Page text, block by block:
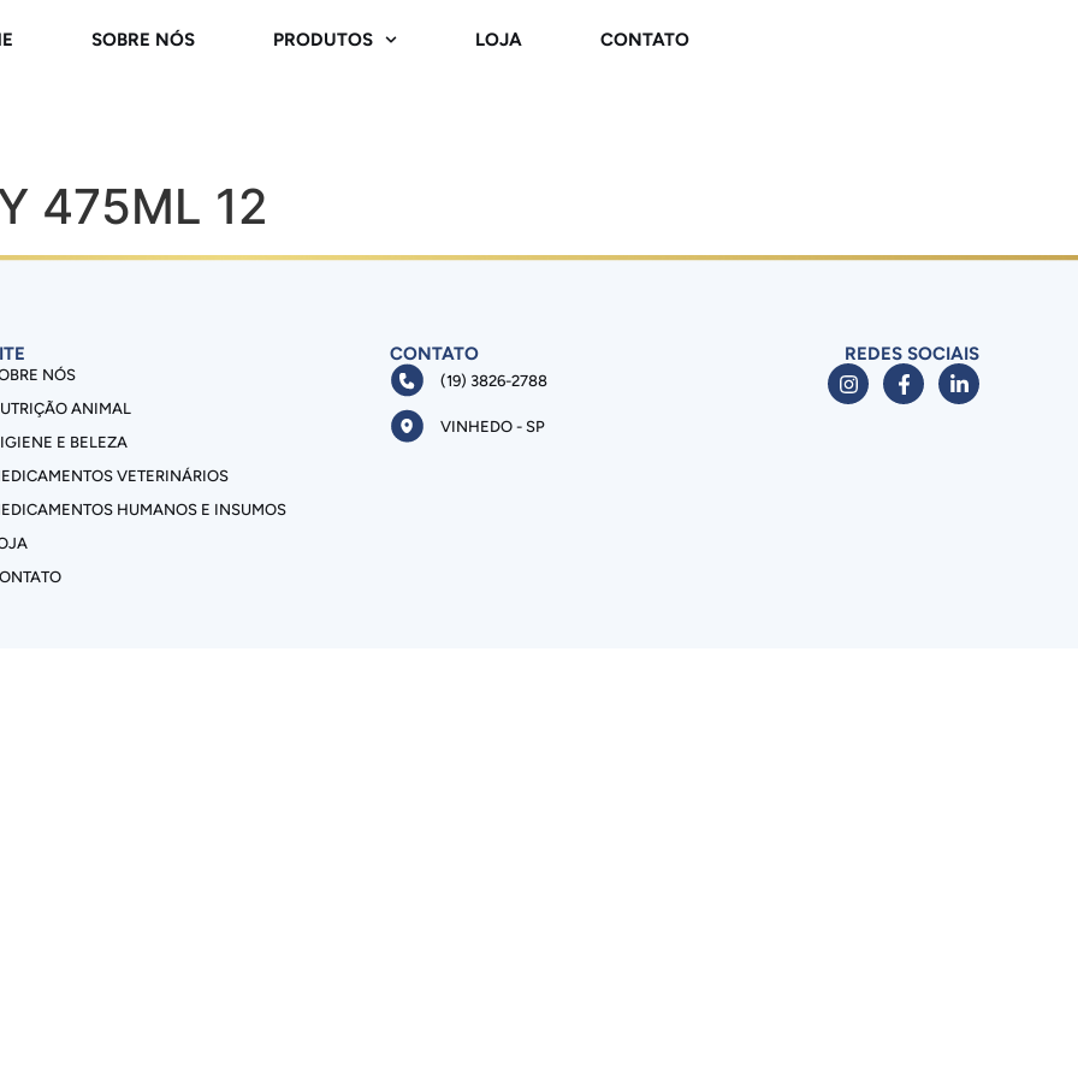
SOBRE NÓS PRODUTOS LOJA CONTATO
475ML 12
NÓS
ANIMAL
E BELEZA
VETERINÁRIOS
HUMANOS E INSUMOS
CONTATO
(19) 3826-2788
VINHEDO - SP
REDES SOCIAIS